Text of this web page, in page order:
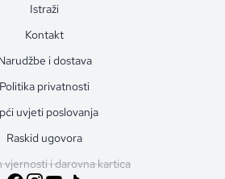
Istraži
Kontakt
i dostava
Politika privatnosti
uvjeti poslovanja
Raskid ugovora
vjernosti i darovna kartica